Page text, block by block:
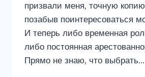
призвали меня, точную
позабыв поинтересоваться
И теперь либо временная
либо постоянная
Прямо не знаю, что выбрать…